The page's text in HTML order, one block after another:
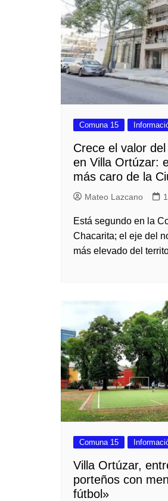
Comuna 15
Crece el valor
en Villa Ortúzar:
más caro de la
Mateo Lazcano
Está segundo en la
Chacarita; el eje del
más elevado del
Comuna 15
Villa Ortúzar,
porteños con
fútbol»